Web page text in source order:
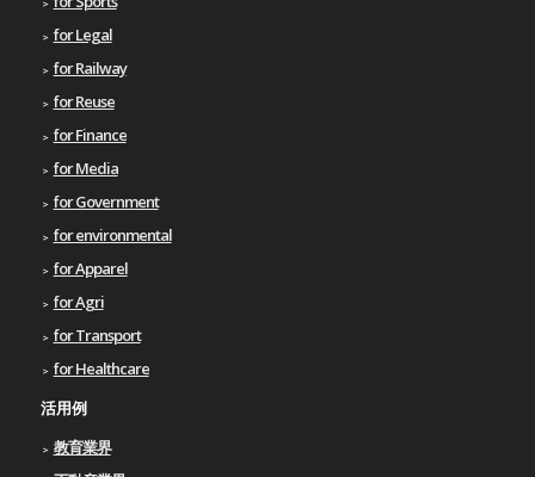
for Legal
for Railway
for Reuse
for Finance
for Media
for Government
for environmental
for Apparel
for Agri
for Transport
for Healthcare
活用例
教育業界